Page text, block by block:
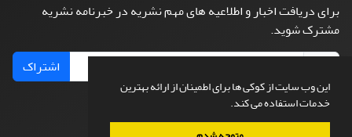
این وب سایت از کوکی ها برای اطمینان از ارائه بهترین
خدمات استفاده می کند.
برای دریافت اخبار و اطلاعیه های مهم نشریه در خبرنامه نشریه
مشترک شوید.
اشتراک